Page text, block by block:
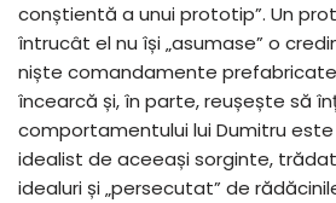
conștientă a unui prototip”. Un
întrucât el nu își „asumase” o
niște comandamente
încearcă și, în parte, reușește să
comportamentului lui Dumitru este
idealist de aceeași sorginte,
idealuri și „persecutat” de